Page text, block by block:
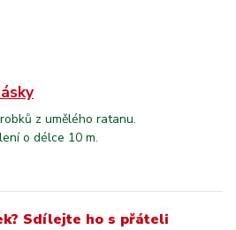
z umělého ratanu.
o délce 10 m.
Sdílejte ho s přáteli